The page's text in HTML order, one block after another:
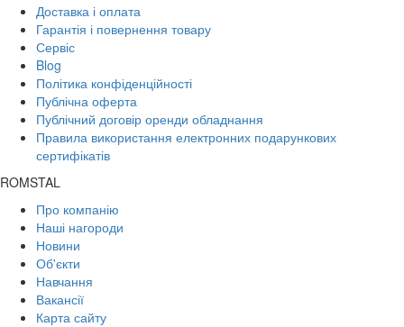
Доставка і оплата
Гарантія і повернення товару
Сервіс
Blog
Політика конфіденційності
Публічна оферта
Публічний договір оренди обладнання
Правила використання електронних подарункових
сертифікатів
ROMSTAL
Про компанію
Наші нагороди
Новини
Об'єкти
Навчання
Вакансії
Карта сайту